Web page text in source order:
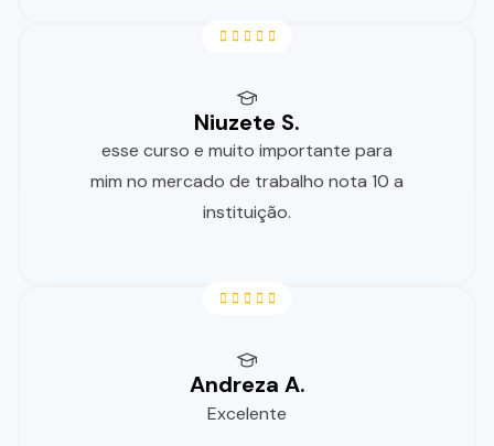
Niuzete S.
esse curso e muito importante para
mim no mercado de trabalho nota 10 a
instituição.
Andreza A.
Excelente